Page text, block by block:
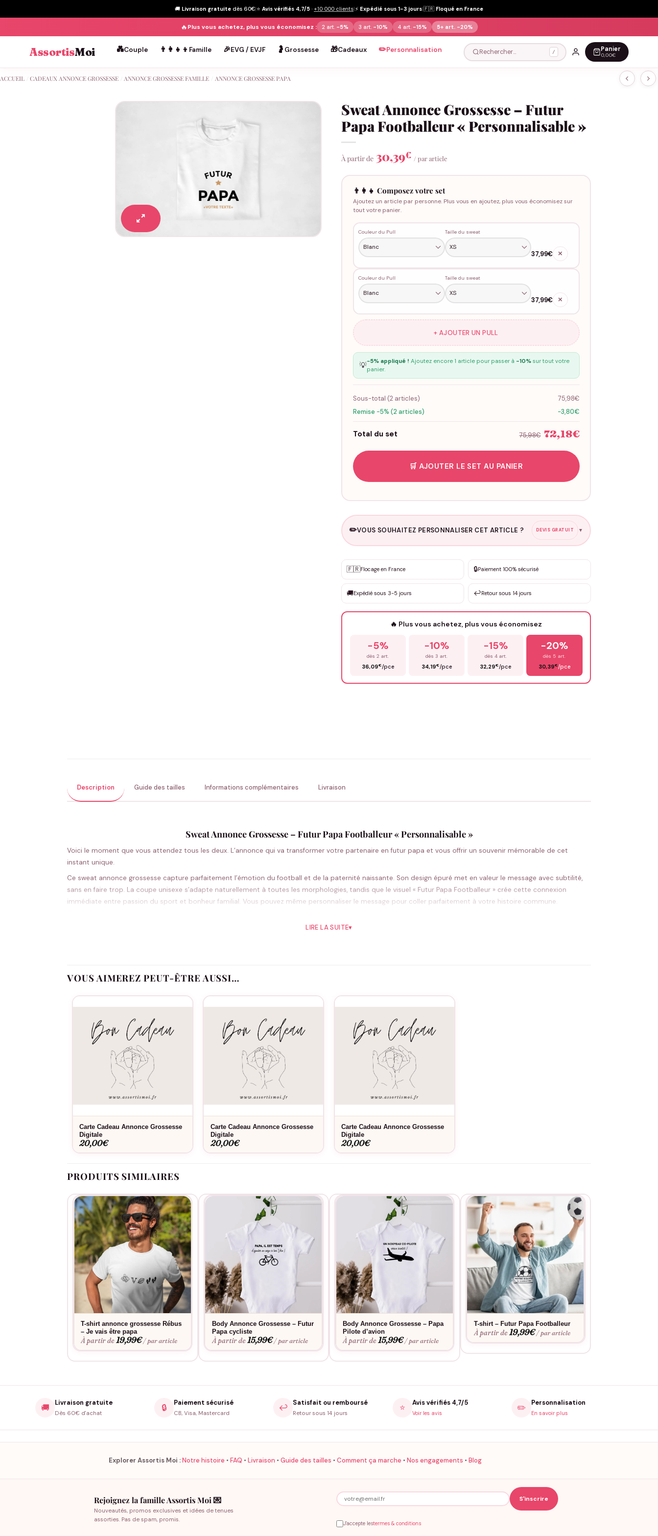
🚚 Livraison gratuite dès 60€|⭐ Avis vérifiés 4,7/5 · +10 000 clients|⚡ Expédié sous 1-3 jours|🇫🇷 Floqué en France
🔥Plus vous achetez, plus vous économisez : 2 art. -5% 3 art. -10% 4 art. -15% 5+ art. -20%
AssortisMoi 💑Couple 👨‍👩‍👧‍👦 Famille 🎉EVG / EVJF 🤰 Grossesse 🎁Cadeaux ✏️Personnalisation Rechercher… / Panier
0,00€
ACCUEIL CADEAUX ANNONCE GROSSESSE ANNONCE GROSSESSE FAMILLE ANNONCE GROSSESSE PAPA
Sweat Annonce Grossesse – Futur
Papa Footballeur « Personnalisable »
À partir de 30,39€ / par article
👨‍👩‍👧 Composez votre set
Ajoutez un article par personne. Plus vous en ajoutez, plus vous économisez sur
tout votre panier.
Couleur du Pull Taille du sweat
37,99€ ✕
Couleur du Pull Taille du sweat
37,99€ ✕
+ AJOUTER UN PULL
💡-5% appliqué ! Ajoutez encore 1 article pour passer à -10%sur tout votre
panier.
Sous-total (2articles)
75,98€
Remise -5% (2 articles)
-3,80€
Total du set 75,98€ 72,18€
🛒 AJOUTER LE SET AU PANIER
✏️VOUS SOUHAITEZ PERSONNALISER CET ARTICLE ? DEVIS GRATUIT ▼
✨ Personnalisation sur mesure
DEVIS GRATUIT · Personnalisation de 3 à 10€ selon la demande
Que souhaitez-vous ?
🇫🇷Flocage en France 🔒Paiement 100% sécurisé
🚚Expédié sous 3-5 jours ↩️Retour sous 14 jours
🔥 Plus vous achetez, plus vous économisez
-5%
dès 2 art.
36,09€/pce
-10%
dès 3 art.
34,19€/pce
-15%
dès 4 art.
32,29€/pce
-20%
dès 5 art.
30,39€/pce
Description Guide des tailles Informations complémentaires Livraison
Sweat Annonce Grossesse – Futur Papa Footballeur « Personnalisable »
Voici le moment que vous attendez tous les deux. L’annonce qui va transformer votre partenaire en futur papa et vous offrir un souvenir mémorable de cet
instant unique.
Ce sweat annonce grossesse capture parfaitement l’émotion du football et de la paternité naissante. Son design épuré met en valeur le message avec subtilité,
sans en faire trop. La coupe unisexe s’adapte naturellement à toutes les morphologies, tandis que le visuel « Futur Papa Footballeur » crée cette connexion
immédiate entre passion du sport et bonheur familial. Vous pouvez même personnaliser le message pour coller parfaitement à votre histoire commune.
Personnalisation possible pour adapter le texte à votre couple
Coupe unisexe confortable qui convient à toutes les silhouettes
Design épuré en noir ou blanc, facile à assortir
Annonces de grossesse en couple, révélations lors de matchs, cadeaux de future maman à futur papa, séances photo de grossesse, occasions spéciales entre
amoureux du ballon rond.
Consultez notre guide des taillespour choisir la coupe parfaite. Envie d’une touche personnelle ? Découvrez notreservice de personnalisation
parfaitement aux lavages répétés et conserve son aspect d’origine. Un entretien simple en machine suffit pour préserver durablement ce précieux souvenir.
LIRE LA SUITE▾
VOUS AIMEREZ PEUT-ÊTRE AUSSI…
Carte Cadeau Annonce Grossesse
Digitale
20,00€
Carte Cadeau Annonce Grossesse
Digitale
20,00€
Carte Cadeau Annonce Grossesse
Digitale
20,00€
PRODUITS SIMILAIRES
T-shirt annonce grossesse Rébus
– Je vais être papa
À partir de19,99€ / par article
Body Annonce Grossesse – Futur
Papa cycliste
À partir de15,99€ / par article
Body Annonce Grossesse – Papa
Pilote d’avion
À partir de15,99€ / par article
T-shirt – Futur Papa Footballeur
À partir de19,99€ / par article
🚚 Livraison gratuite
Dès 60€ d'achat
🔒 Paiement sécurisé
CB, Visa, Mastercard
↩️ Satisfait ou remboursé
Retour sous 14 jours
⭐ Avis vérifiés 4,7/5
Voir les avis ✏️ Personnalisation
En savoir plus
Explorer Assortis Moi :Notre histoire • FAQ • Livraison • Guide des tailles • Comment ça marche • Nos engagements • Blog
Rejoignez la famille Assortis Moi 💌
Nouveautés, promos exclusives et idées de tenues
assorties. Pas de spam, promis.
J'accepte lestermes & conditions